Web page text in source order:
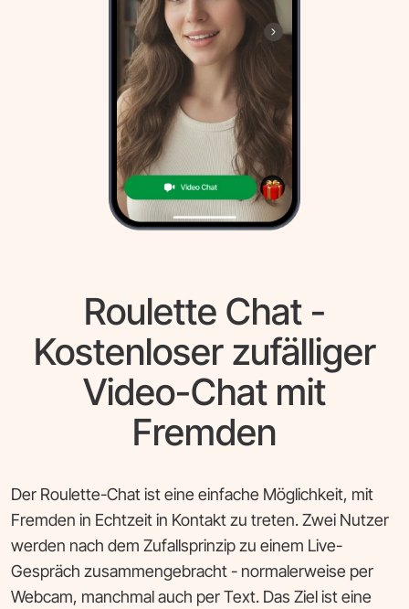
Roulette Chat -
Kostenloser zufälliger
Video-Chat mit
Fremden
Der Roulette-Chat ist eine einfache Möglichkeit, mit
Fremden in Echtzeit in Kontakt zu treten. Zwei Nutzer
werden nach dem Zufallsprinzip zu einem Live-
Gespräch zusammengebracht - normalerweise per
Webcam, manchmal auch per Text. Das Ziel ist eine